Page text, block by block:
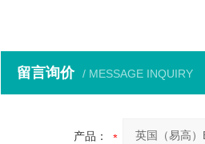
留言询价 / MESSAGE INQUIRY
产品：